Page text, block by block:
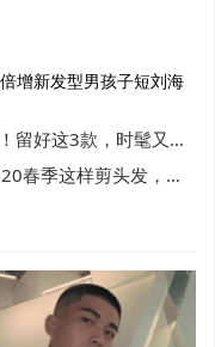
增新发型男孩子短刘海
好这3款，时髦又帅气
样剪头发，帅气又减龄